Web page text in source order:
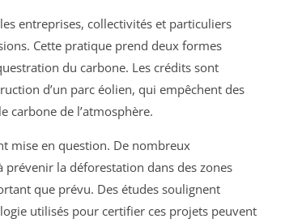
entreprises, collectivités et particuliers
Cette pratique prend deux formes
du carbone. Les crédits sont
d’un parc éolien, qui empêchent des
carbone de l’atmosphère.
mise en question. De nombreux
la déforestation dans des zones
que prévu. Des études soulignent
utilisés pour certifier ces projets peuvent